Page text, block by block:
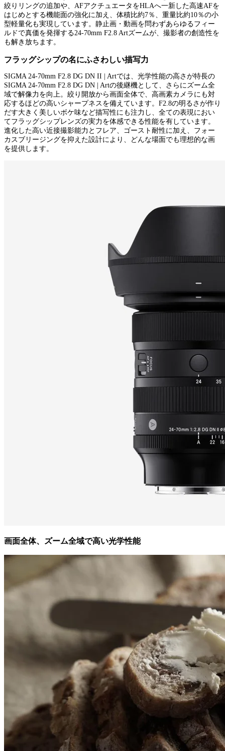
絞りリングの追加や、AFアクチュエータをHLAへ一新した高速AFを
はじめとする機能面の強化に加え、体積比約7％、重量比約10％の小
型軽量化も実現しています。静止画・動画を問わずあらゆるフィー
ルドで真価を発揮する24-70mm F2.8 Artズームが、撮影者の創造性を
も解き放ちます。
フラッグシップの名にふさわしい描写力
SIGMA 24-70mm F2.8 DG DN II | Artでは、光学性能の高さが特長の
SIGMA 24-70mm F2.8 DG DN | Artの後継機として、さらにズーム全
域で解像力を向上。絞り開放から画面全体で、高画素カメラにも対
応するほどの高いシャープネスを備えています。F2.8の明るさが作り
だす大きく美しいボケ味など描写性にも注力し、全ての表現におい
てフラッグシップレンズの実力を体感できる性能を有しています。
進化した高い近接撮影能力とフレア、ゴースト耐性に加え、フォー
カスブリージングを抑えた設計により、どんな場面でも理想的な画
を提供します。
画面全体、ズーム全域で高い光学性能